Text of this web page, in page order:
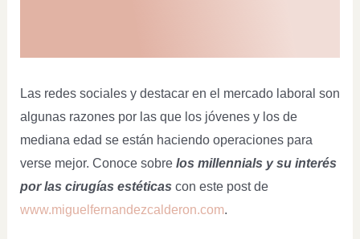
Las redes sociales y destacar en el mercado laboral son
algunas razones por las que los jóvenes y los de
mediana edad se están haciendo operaciones para
verse mejor. Conoce sobre los millennials y su interés
por las cirugías estéticas con este post de
www.miguelfernandezcalderon.com.